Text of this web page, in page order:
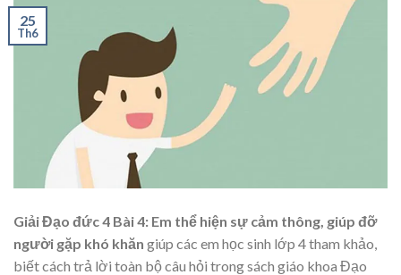
25
Th6
Giải Đạo đức 4 Bài 4: Em thể hiện sự cảm thông, giúp đỡ
người gặp khó khăn giúp các em học sinh lớp 4 tham khảo,
biết cách trả lời toàn bộ câu hỏi trong sách giáo khoa Đạo